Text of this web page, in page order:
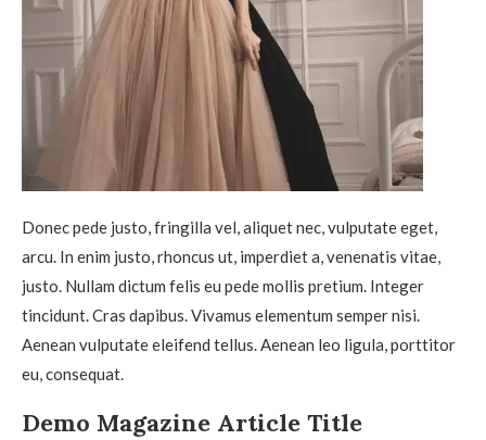
Donec pede justo, fringilla vel, aliquet nec, vulputate eget,
arcu. In enim justo, rhoncus ut, imperdiet a, venenatis vitae,
justo. Nullam dictum felis eu pede mollis pretium. Integer
tincidunt. Cras dapibus. Vivamus elementum semper nisi.
Aenean vulputate eleifend tellus. Aenean leo ligula, porttitor
eu, consequat.
Demo Magazine Article Title